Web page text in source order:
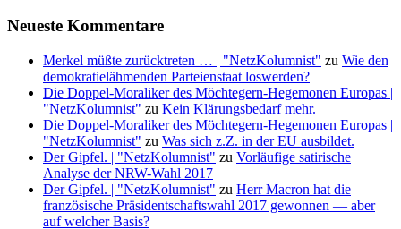
Neueste Kommentare
Merkel müßte zurücktreten … | "NetzKolumnist" zu Wie den
demokratielähmenden Parteienstaat loswerden?
Die Doppel-Moraliker des Möchtegern-Hegemonen Europas |
"NetzKolumnist" zu Kein Klärungsbedarf mehr.
Die Doppel-Moraliker des Möchtegern-Hegemonen Europas |
"NetzKolumnist" zu Was sich z.Z. in der EU ausbildet.
Der Gipfel. | "NetzKolumnist" zu Vorläufige satirische
Analyse der NRW-Wahl 2017
Der Gipfel. | "NetzKolumnist" zu Herr Macron hat die
französische Präsidentschaftswahl 2017 gewonnen — aber
auf welcher Basis?